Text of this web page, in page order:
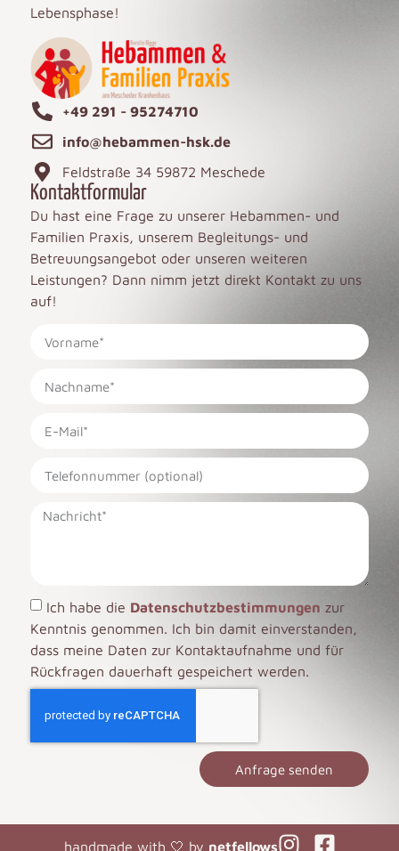
Lebensphase!
+49 291 - 95274710
info@hebammen-hsk.de
Feldstraße 34 59872 Meschede
Kontaktformular
Du hast eine Frage zu unserer Hebammen- und
Familien Praxis, unserem Begleitungs- und
Betreuungsangebot oder unseren weiteren
Leistungen? Dann nimm jetzt direkt Kontakt zu uns
auf!
Ich habe die Datenschutzbestimmungen zur
Kenntnis genommen. Ich bin damit einverstanden,
dass meine Daten zur Kontaktaufnahme und für
Rückfragen dauerhaft gespeichert werden.
Anfrage senden
handmade with 🤍 by netfellows